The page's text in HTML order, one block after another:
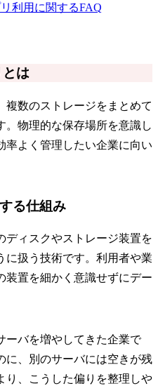
利用に関するFAQ
は
複数のストレージをまとめて
。物理的な保存場所を意識し
率よく管理したい企業に向い
る仕組み
ディスクやストレージ装置を
に扱う技術です。利用者や業
装置を細かく意識せずにデー
ーバを増やしてきた企業で
に、別のサーバには空きが残
り、こうした偏りを整理しや